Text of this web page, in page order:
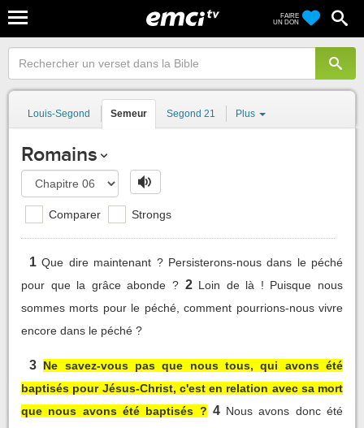
FAIRE
UN DON
Louis-Segond Semeur Segond 21 Plus
Romains
Comparer Strongs
1 Que dire maintenant ? Persisterons-nous dans le péché
pour que la grâce abonde ? 2 Loin de là ! Puisque nous
sommes morts pour le péché, comment pourrions-nous vivre
encore dans le péché ?
3 Ne savez-vous pas que nous tous, qui avons été
baptisés pour Jésus-Christ, c'est en relation avec sa mort
que nous avons été baptisés ? 4 Nous avons donc été